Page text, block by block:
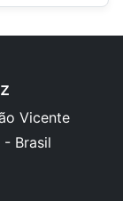
Vicente
- Brasil